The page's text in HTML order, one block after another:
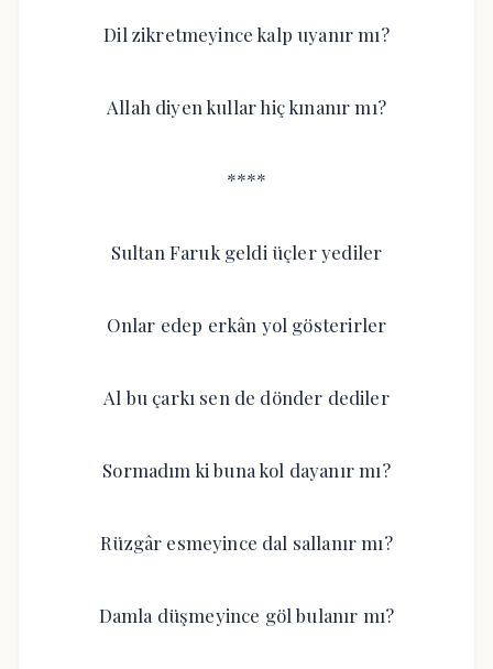
Dil zikretmeyince kalp uyanır mı?
Allah diyen kullar hiç kınanır mı?
****
Sultan Faruk geldi üçler yediler
Onlar edep erkân yol gösterirler
Al bu çarkı sen de dönder dediler
Sormadım ki buna kol dayanır mı?
Rüzgâr esmeyince dal sallanır mı?
Damla düşmeyince göl bulanır mı?